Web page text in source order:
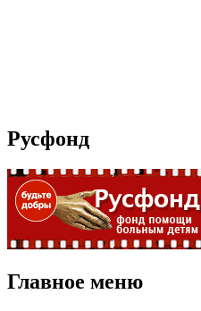
Русфонд
Главное меню